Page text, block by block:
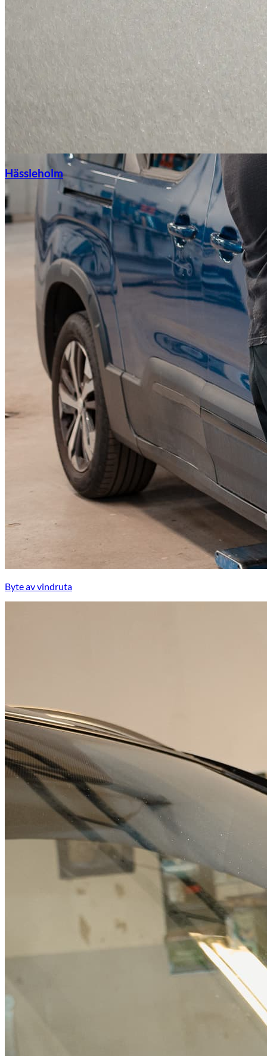
KGM Pickups
Fordonstyp
PickupTransportbilPersonbil
Visa alla fordon
Byte av vindruta
Hässleholm